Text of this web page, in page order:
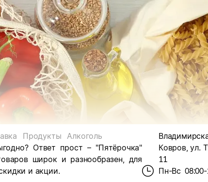
Продукты
Алкоголь
Ответ прост – "Пятёрочка"
широк и разнообразен, для
и акции.
Ковров, ул.
11
Пн-Вс